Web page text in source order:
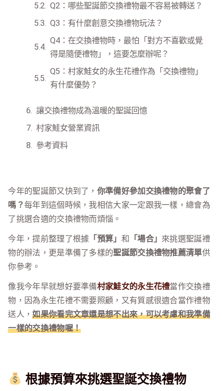
Q2：哪些聖誕節交換禮物最不容易被轉送？
Q3：有什麼創意交換禮物玩法？
Q4：在交換禮物時，最怕「對方不喜歡或覺
得是隨便禮物」，這要怎麼辦呢？
Q5：村家鮭女的永生花禮作為「交換禮物」
有什麼優勢？
讓交換禮物成為溫暖的聖誕回憶
村家鮭女營業資訊
參考資料
今年的聖誕節又快到了， 你準備好參加交換禮物的聚會了
嗎？每年到這個時候，我相信大家一定跟我一樣，總會為
了挑選合適的交換禮物而煩惱。
今年，提前整理了根據 「預算」 和 「場合」 來挑選聖誕禮
物的辦法，更是準備了多樣的聖誕節交換禮物推薦清單供
你參考。
像我今年早就想好要準備村家鮭女的永生花禮當作交換禮
物，因為永生花禮不需要照顧，又有質感很適合當作禮物
送人，如果你看完文章還是想不出來，可以考慮和我準備
一樣的交換禮物喔！
根據預算來挑選聖誕交換禮物